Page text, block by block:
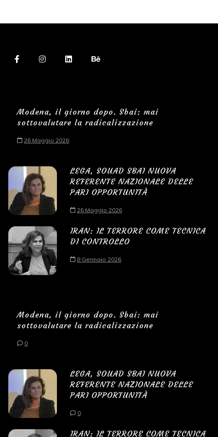
Modena, il giorno dopo. Sbai: mai
sottovalutare la radicalizzazione
26 Maggio 2026
LEGA, SOUAD SBAI NUOVA
REFERENTE NAZIONALE DELLE
PARI OPPORTUNITÀ
26 Maggio 2026
IRAN: IL TERRORE COME TECNICA
DI CONTROLLO
8 Gennaio 2026
Modena, il giorno dopo. Sbai: mai
sottovalutare la radicalizzazione
0
LEGA, SOUAD SBAI NUOVA
REFERENTE NAZIONALE DELLE
PARI OPPORTUNITÀ
0
IRAN: IL TERRORE COME TECNICA